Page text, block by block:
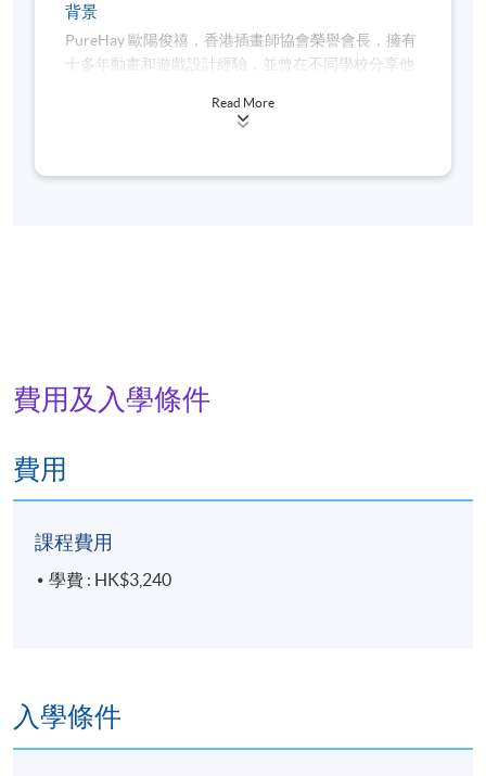
背景
PureHay 歐陽俊禧，香港插畫師協會榮譽會長，擁有
十多年動畫和遊戲設計經驗，並曾在不同學校分享他
會頒發傑出藝術家獎《金影獎》，並在2021年獲得了
的繪畫風格以"數碼龐克"為主視覺表現，並將擴增實
魅力。他的作品讓我們心中憧憬的香江在虛擬世界中
FB: 禧之插畫世界
Read More
費用及入學條件
費用
課程費用
學費 : HK$3,240
入學條件